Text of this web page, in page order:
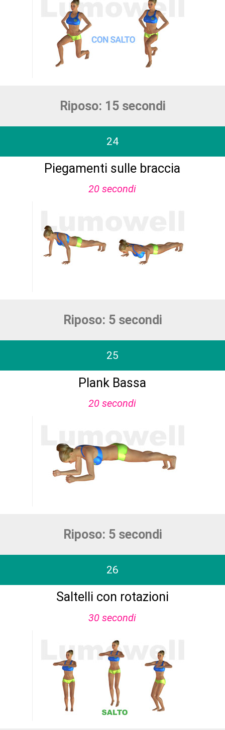
Riposo: 15 secondi
24
Piegamenti sulle braccia
20 secondi
Riposo: 5 secondi
25
Plank Bassa
20 secondi
Riposo: 5 secondi
26
Saltelli con rotazioni
30 secondi